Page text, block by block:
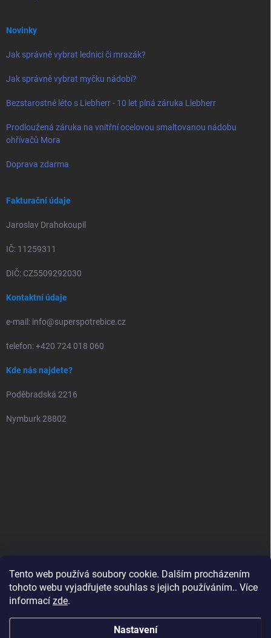
Tento web používá soubory cookie. Dalším procházením
tohoto webu vyjadřujete souhlas s jejich používáním.. Více
informací zde.
Nastavení
Novinky
Jak správně vybrat lednici či mrazák?
Jak správně vybrat myčku nádobí?
Bezstarostné léto s Liebherr - 10 let plná záruka Liebherr
Prodloužená záruka na vnitřní ocelovou smaltovanou nádobu
ohřívačů Mora
Doprava zdarma
Fakturační údaje
Jaroslav Drahokoupil
IČ: 11259311
DIČ: CZ5509292030
Kontaktní údaje
e-mail: info@superspotrebice.cz
telefon: +420 724 018 060
Kde nás najdete?
Poděbradská 2216
Nymburk 28802